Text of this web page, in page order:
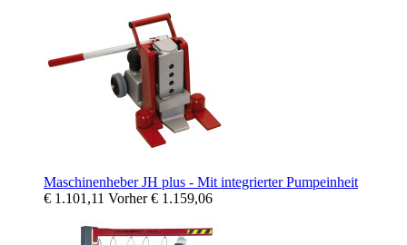
Maschinenheber JH plus - Mit integrierter Pumpeinheit
€ 1.101,11 Vorher€ 1.159,06